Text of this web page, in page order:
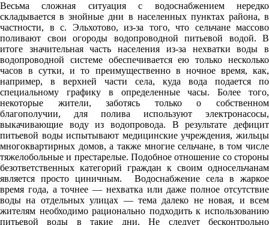
Весьма сложная ситуация с водоснабжением нередко
складывается в знойные дни в населенных пунктах района, в
частности, в с. Эльхотово, из-за того, что сельчане массово
поливают свои огороды водопроводной питьевой водой. В
итоге значительная часть населения из-за нехватки воды в
водопроводной системе обеспечивается ею только несколько
часов в сутки, и то преимущественно в ночное время, как,
например, в верхней части села, куда вода подается по
специальному графику в определенные часы. Более того,
некоторые жители, заботясь только о собственном
благополучии, для полива используют электронасосы,
выкачивающие воду из водопровода. В результате дефицит
питьевой воды испытывают медицинские учреждения, жильцы
многоквартирных домов, а также многие сельчане, в том числе
тяжелобольные и престарелые. Подобное отношение со стороны
безответственных категорий граждан к своим односельчанам
является просто циничным. Водоснабжение села в жаркое
время года, а точнее — нехватка или даже полное отсутствие
воды на отдельных улицах — тема далеко не новая, и всем
жителям необходимо рационально подходить к использованию
питьевой воды в такие дни. Не следует бесконтрольно